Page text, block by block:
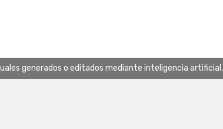
generados o editados mediante inteligencia artificial.